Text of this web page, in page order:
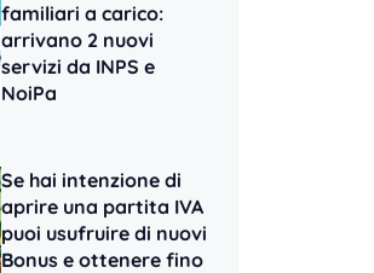
familiari a carico:
arrivano 2 nuovi
servizi da INPS e
NoiPa
Se hai intenzione di
aprire una partita IVA
puoi usufruire di nuovi
Bonus e ottenere fino